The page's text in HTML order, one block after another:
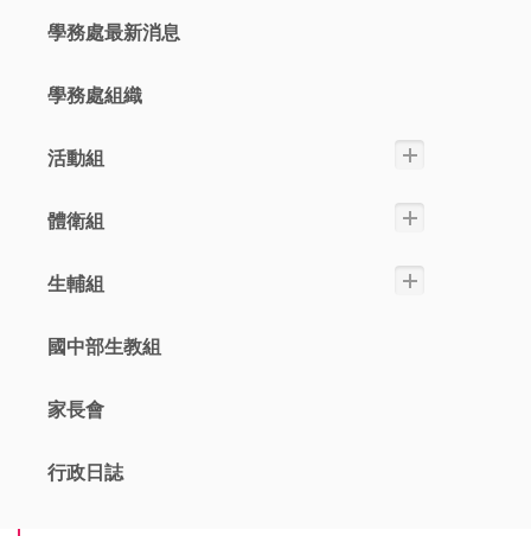
學務處最新消息
學務處組織
活動組
體衛組
生輔組
國中部生教組
家長會
行政日誌